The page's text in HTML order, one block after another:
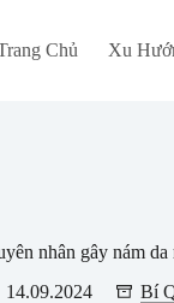
Chủ Xu
nhân gây nám
14.09.2024
Bí